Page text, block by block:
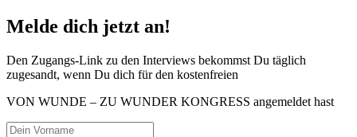
Melde dich jetzt an!
Den Zugangs-Link zu den Interviews bekommst Du täglich
zugesandt, wenn Du dich für den kostenfreien
VON WUNDE – ZU WUNDER KONGRESS angemeldet hast